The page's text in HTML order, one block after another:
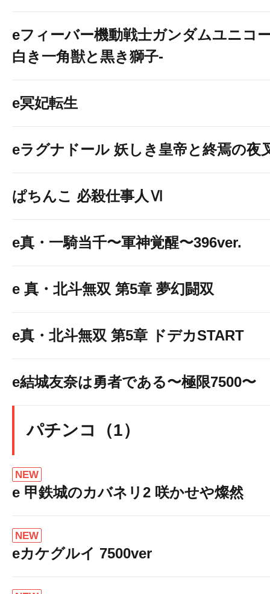
eフィーバー機動戦士ガンダムユニコ
白き一角獣と黒き獅子-
e冥妃転生
eラグナドール 妖しき皇帝と終焉の夜
ぱちんこ 必殺仕事人Ⅵ
e真・一騎当千〜軍神覚醒〜396ver.
e 真・北斗無双 第5章 夢幻闘双
e真・北斗無双 第5章 ドデカSTART
e結城友奈は勇者である〜極限7500〜
パチンコ（1）
NEW
e 甲鉄城のカバネリ2 咲かせや燦然
NEW
eカケグルイ 7500ver